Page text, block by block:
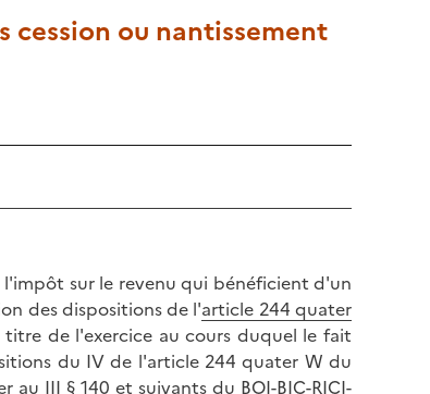
ou nantissement
l'impôt sur le revenu qui bénéficient d'un
des dispositions de l'article 244 quater
de l'exercice au cours duquel le fait
du IV de l'article 244 quater W du
au III § 140 et suivants du BOI-BIC-RICI-